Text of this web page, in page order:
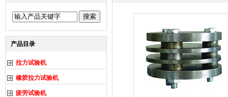
产品目录
拉力试验机
橡胶拉力试验机
疲劳试验机